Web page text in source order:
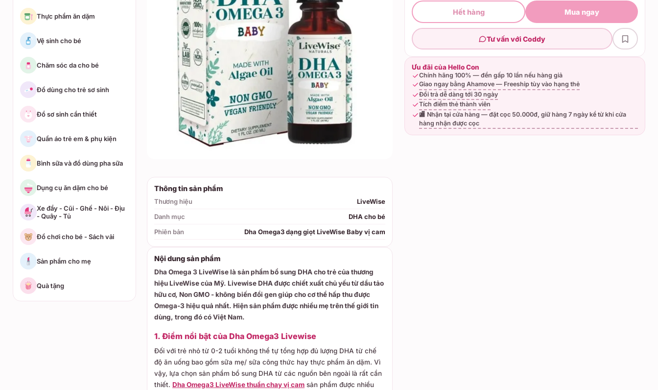
Thực phẩm ăn dặm
Vệ sinh cho bé
Chăm sóc da cho bé
Đồ dùng cho trẻ sơ sinh
Đồ sơ sinh cần thiết
Quần áo trẻ em & phụ kiện
Bình sữa và đồ dùng pha sữa
Dụng cụ ăn dặm cho bé
Xe đẩy - Cũi - Ghế - Nôi - Địu
- Quây - Tủ
Đồ chơi cho bé - Sách vải
Sản phẩm cho mẹ
Quà tặng
Hết hàng Mua ngay
Tư vấn với Coddy
Ưu đãi của Hello Con
Chính hãng 100% — đền gấp 10 lần nếu hàng giả
Giao ngay bằng Ahamove — Freeship tùy vào hạng thẻ
Đổi trả dễ dàng tới 30 ngày
Tích điểm thẻ thành viên
🏬 Nhận tại cửa hàng — đặt cọc 50.000đ, giữ hàng 7 ngày kể từ khi cửa
hàng nhận được cọc
Thông tin sản phẩm
Thương hiệu
LiveWise
Danh mục
DHA cho bé
Phiên bản
Dha Omega3 dạng giọt LiveWise Baby vị cam
Nội dung sản phẩm
Dha Omega 3 LiveWise là sản phẩm bổ sung DHA cho trẻ của thương
hiệu LiveWise của Mỹ. Livewise DHA được chiết xuất chủ yếu từ dầu tảo
hữu cơ, Non GMO - không biến đổi gen giúp cho cơ thể hấp thu được
Omega-3 hiệu quả nhất. Hiện sản phẩm được nhiều mẹ trên thế giới tin
dùng, trong đó có Việt Nam.
1. Điểm nổi bật của Dha Omega3 Livewise
Đối với trẻ nhỏ từ 0-2 tuổi không thể tự tổng hợp đủ lượng DHA từ chế
độ ăn uống bao gồm sữa mẹ/ sữa công thức hay thực phẩm ăn dặm. Vì
vậy, lựa chọn sản phẩm bổ sung DHA từ các nguồn bên ngoài là rất cần
thiết. Dha Omega3 LiveWise thuần chay vị cam sản phẩm được nhiều